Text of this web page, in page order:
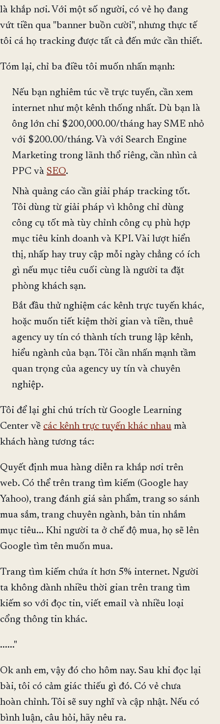
là khắp nơi. Với một số người, có vẻ họ đang
vứt tiền qua "banner buồn cười", nhưng thực tế
tôi cá họ tracking được tất cả đến mức cần thiết.
Tóm lại, chỉ ba điều tôi muốn nhấn mạnh:
Nếu bạn nghiêm túc về trực tuyến, cần xem
internet như một kênh thống nhất. Dù bạn là
ông lớn chi $200,000.00/tháng hay SME nhỏ
với $200.00/tháng. Và với Search Engine
Marketing trong lãnh thổ riêng, cần nhìn cả
PPC và SEO.
Nhà quảng cáo cần giải pháp tracking tốt.
Tôi dùng từ giải pháp vì không chỉ dùng
công cụ tốt mà tùy chỉnh công cụ phù hợp
mục tiêu kinh doanh và KPI. Vài lượt hiển
thị, nhấp hay truy cập mỗi ngày chẳng có ích
gì nếu mục tiêu cuối cùng là người ta đặt
phòng khách sạn.
Bắt đầu thử nghiệm các kênh trực tuyến khác,
hoặc muốn tiết kiệm thời gian và tiền, thuê
agency uy tín có thành tích trung lập kênh,
hiểu ngành của bạn. Tôi cần nhấn mạnh tầm
quan trọng của agency uy tín và chuyên
nghiệp.
Tôi để lại ghi chú trích từ Google Learning
Center về các kênh trực tuyến khác nhau mà
khách hàng tương tác:
Quyết định mua hàng diễn ra khắp nơi trên
web. Có thể trên trang tìm kiếm (Google hay
Yahoo), trang đánh giá sản phẩm, trang so sánh
mua sắm, trang chuyên ngành, bản tin nhắm
mục tiêu... Khi người ta ở chế độ mua, họ sẽ lên
Google tìm tên muốn mua.
Trang tìm kiếm chứa ít hơn 5% internet. Người
ta không dành nhiều thời gian trên trang tìm
kiếm so với đọc tin, viết email và nhiều loại
cổng thông tin khác.
......"
Ok anh em, vậy đó cho hôm nay. Sau khi đọc lại
bài, tôi có cảm giác thiếu gì đó. Có vẻ chưa
hoàn chỉnh. Tôi sẽ suy nghĩ và cập nhật. Nếu có
bình luận, câu hỏi, hãy nêu ra.